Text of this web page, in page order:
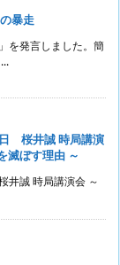
暴走
を発言しました。簡
日 桜井誠 時局講演
滅ぼす理由 ～
井誠 時局講演会 ～